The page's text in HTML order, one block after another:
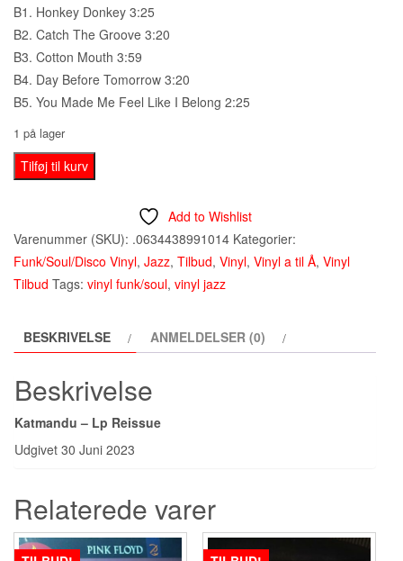
B1. Honkey Donkey 3:25
B2. Catch The Groove 3:20
B3. Cotton Mouth 3:59
B4. Day Before Tomorrow 3:20
B5. You Made Me Feel Like I Belong 2:25
1 på lager
Katmandu
–
-
Lp
(2023)
Tilføj til kurv
Add to Wishlist
Varenummer (SKU): .0634438991014 Kategorier:
Funk/Soul/Disco Vinyl, Jazz, Tilbud, Vinyl, Vinyl a til Å, Vinyl
Tilbud Tags: vinyl funk/soul, vinyl jazz
BESKRIVELSE ANMELDELSER (0)
Beskrivelse
Katmandu – Lp Reissue
Udgivet 30 Juni 2023
Relaterede varer